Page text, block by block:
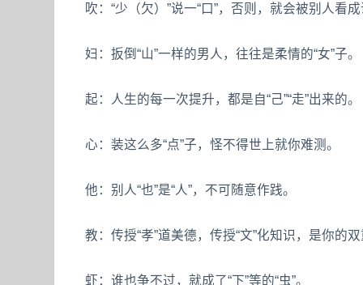
吹：“少（欠）”说一“口”，否则，就会被别人看成
妇：扳倒“山”一样的男人，往往是柔情的“女”子。
起：人生的每一次提升，都是自“己”“走”出来的。
心：装这么多“点”子，怪不得世上就你难测。
他：别人“也”是“人”，不可随意作践。
教：传授“孝”道美德，传授“文”化知识，是你的双
虾：谁也争不过，就成了“下”等的“虫”。